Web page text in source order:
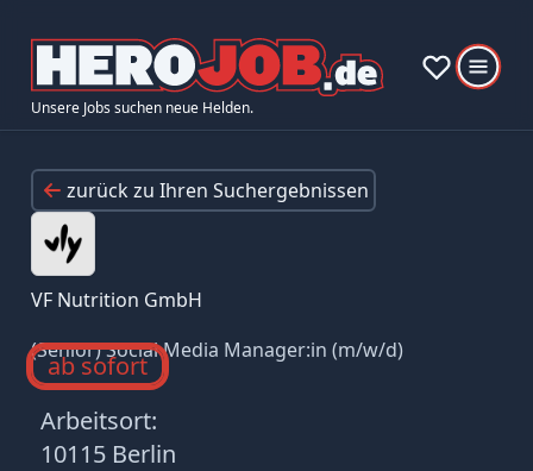
Unsere Jobs suchen neue Helden.
zurück zu Ihren Suchergebnissen
VF Nutrition GmbH
(Senior) Social Media Manager:in (m/w/d)
ab sofort
Arbeitsort:
10115 Berlin